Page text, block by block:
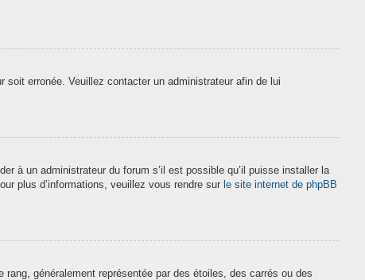
soit erronée. Veuillez contacter un administrateur afin de lui
à un administrateur du forum s’il est possible qu’il puisse installer la
plus d’informations, veuillez vous rendre sur le site internet de phpBB
généralement représentée par des étoiles, des carrés ou des